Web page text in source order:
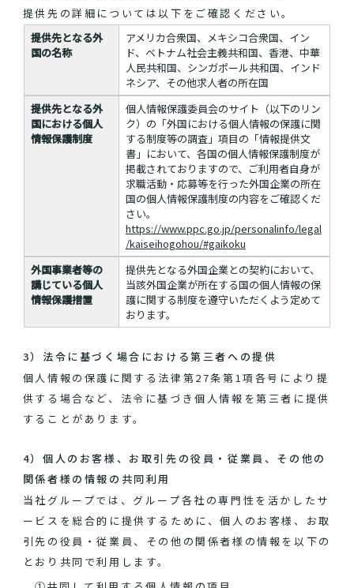
提供先の詳細については以下をご確認ください。
提供先となる外
国の名称
アメリカ合衆国、メキシコ合衆国、イン
ド、ベトナム社会主義共和国、香港、中華
人民共和国、シンガポール共和国、インド
ネシア、その他求人者の所在国
提供先となる外
国における個人
情報保護制度
個人情報保護委員会のサイト（以下のリン
ク）の「外国における個人情報の保護に関
する制度等の調査」項目の「情報提供文
書」において、各国の個人情報保護制度が
掲載されておりますので、ご利用者自身が
求職活動・応募等を行った外国企業の所在
国の個人情報保護制度の内容をご確認くだ
さい。
https://www.ppc.go.jp/personalinfo/legal
/kaiseihogohou/#gaikoku
外国事業者等の
講じている個人
情報保護措置
提供先となる外国企業との契約において、
当該外国企業が所在する国の個人情報の保
護に関する制度を遵守いただくよう定めて
おります。
3）法令に基づく場合における第三者への提供
個人情報の保護に関する法律第27条第1項各号により提
供する場合など、法令に基づき個人情報を第三者に提供
することがあります。
4）個人のお客様、お取引先の役員・従業員、その他の
関係者様の情報の共同利用
当社グループでは、グループ各社の専門性を活かしたサ
ービスを総合的に提供するために、個人のお客様、お取
引先の役員・従業員、その他の関係者様の情報を以下の
とおり共同で利用します。